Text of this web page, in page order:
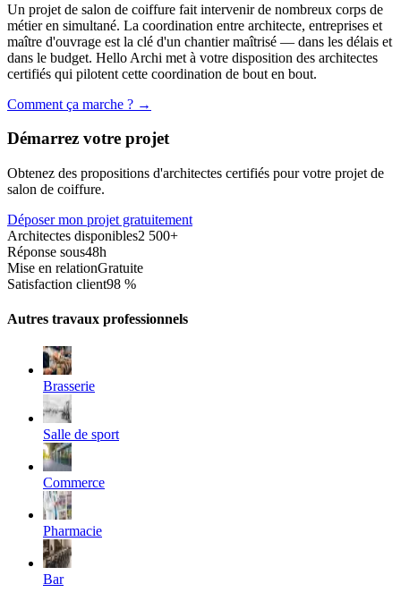
Un projet de salon de coiffure fait intervenir de nombreux corps de
métier en simultané. La coordination entre architecte, entreprises et
maître d'ouvrage est la clé d'un chantier maîtrisé — dans les délais et
dans le budget. Hello Archi met à votre disposition des architectes
certifiés qui pilotent cette coordination de bout en bout.
Comment ça marche ? →
Démarrez votre projet
Obtenez des propositions d'architectes certifiés pour votre projet de
salon de coiffure.
Déposer mon projet gratuitement
Architectes disponibles2 500+
Réponse sous48h
Mise en relationGratuite
Satisfaction client98 %
Autres travaux professionnels
Brasserie
Salle de sport
Commerce
Pharmacie
Bar